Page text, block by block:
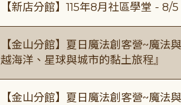
【新店分館】115年8月社區學堂 - 8/
【金山分館】夏日魔法創客營~魔法
越海洋、星球與城市的黏土旅程』
【金山分館】夏日魔法創客營~魔法